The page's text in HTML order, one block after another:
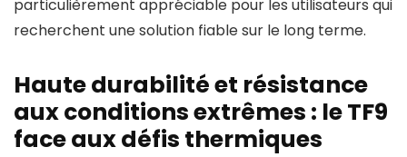
particulièrement appréciable pour les utilisateurs qui
recherchent une solution fiable sur le long terme.
Haute durabilité et résistance
aux conditions extrêmes : le TF9
face aux défis thermiques